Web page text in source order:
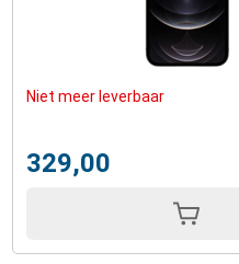
Niet meer leverbaar
329,00